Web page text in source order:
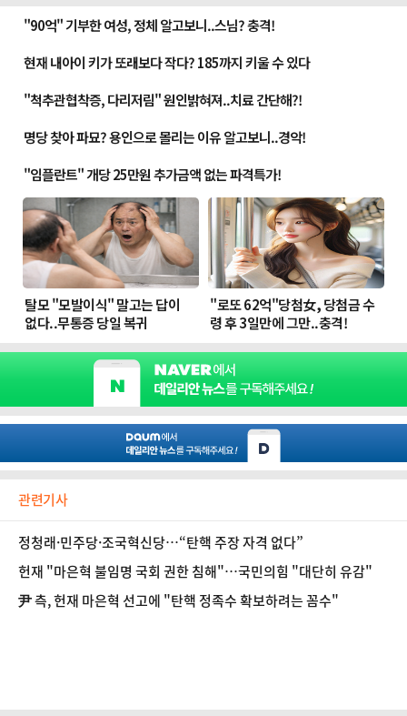
관련기사
정청래·민주당·조국혁신당…“탄핵 주장 자격 없다”
헌재 "마은혁 불임명 국회 권한 침해"…국민의힘 "대단히 유감"
尹 측, 헌재 마은혁 선고에 "탄핵 정족수 확보하려는 꼼수"